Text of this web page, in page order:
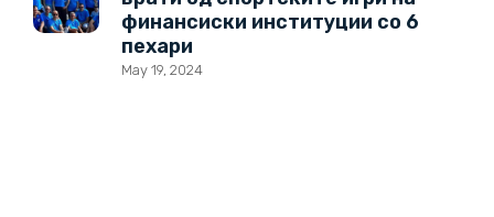
финансиски институции со 6
пехари
May 19, 2024